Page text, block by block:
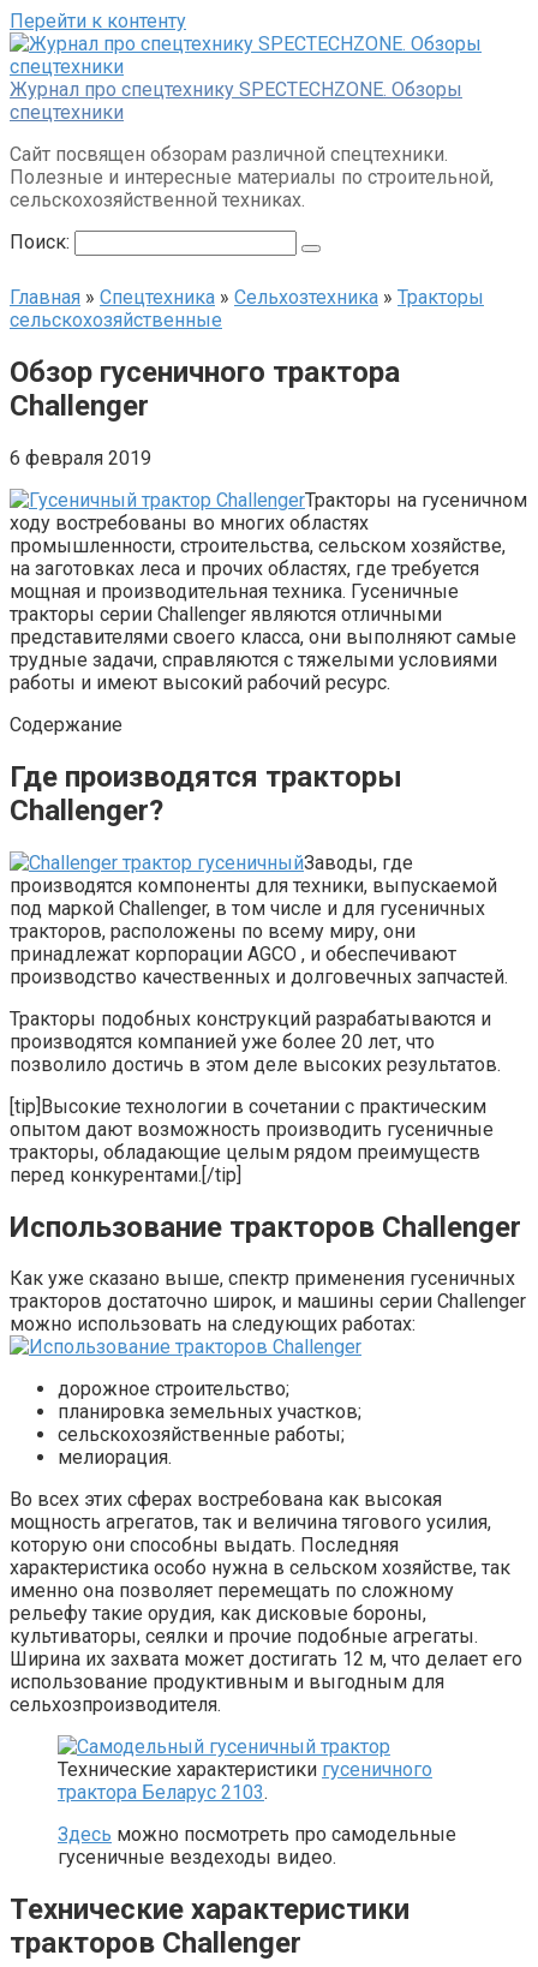
Перейти к контенту
Журнал про спецтехнику SPECTECHZONE. Обзоры
спецтехники
Сайт посвящен обзорам различной спецтехники.
Полезные и интересные материалы по строительной,
сельскохозяйственной техниках.
Поиск:
Главная » Спецтехника » Сельхозтехника » Тракторы
сельскохозяйственные
Обзор гусеничного трактора
Challenger
6 февраля 2019
Тракторы на гусеничном
ходу востребованы во многих областях
промышленности, строительства, сельском хозяйстве,
на заготовках леса и прочих областях, где требуется
мощная и производительная техника. Гусеничные
тракторы серии Challenger являются отличными
представителями своего класса, они выполняют самые
трудные задачи, справляются с тяжелыми условиями
работы и имеют высокий рабочий ресурс.
Содержание
Где производятся тракторы
Challenger?
Заводы, где
производятся компоненты для техники, выпускаемой
под маркой Challenger, в том числе и для гусеничных
тракторов, расположены по всему миру, они
принадлежат корпорации AGCO , и обеспечивают
производство качественных и долговечных запчастей.
Тракторы подобных конструкций разрабатываются и
производятся компанией уже более 20 лет, что
позволило достичь в этом деле высоких результатов.
[tip]Высокие технологии в сочетании с практическим
опытом дают возможность производить гусеничные
тракторы, обладающие целым рядом преимуществ
перед конкурентами.[/tip]
Использование тракторов Challenger
Как уже сказано выше, спектр применения гусеничных
тракторов достаточно широк, и машины серии Challenger
можно использовать на следующих работах:
дорожное строительство;
планировка земельных участков;
сельскохозяйственные работы;
мелиорация.
Во всех этих сферах востребована как высокая
мощность агрегатов, так и величина тягового усилия,
которую они способны выдать. Последняя
характеристика особо нужна в сельском хозяйстве, так
именно она позволяет перемещать по сложному
рельефу такие орудия, как дисковые бороны,
культиваторы, сеялки и прочие подобные агрегаты.
Ширина их захвата может достигать 12 м, что делает его
использование продуктивным и выгодным для
сельхозпроизводителя.
Технические характеристики гусеничного
трактора Беларус 2103.
Здесь можно посмотреть про самодельные
гусеничные вездеходы видео.
Технические характеристики
тракторов Challenger